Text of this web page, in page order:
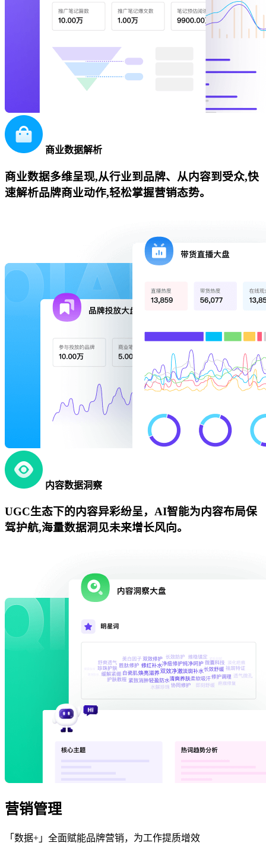
商业数据解析
商业数据多维呈现,从行业到品牌、从内容到受众,快
速解析品牌商业动作,轻松掌握营销态势。
内容数据洞察
UGC生态下的内容异彩纷呈，AI智能为内容布局保
驾护航,海量数据洞见未来增长风向。
营销管理
「数据+」全面赋能品牌营销，为工作提质增效